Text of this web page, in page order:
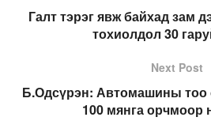
Галт тэрэг явж байхад зам
тохиолдол 30
Next Post
Б.Одсүрэн: Автомашины тоо
100 мянга орчмоор